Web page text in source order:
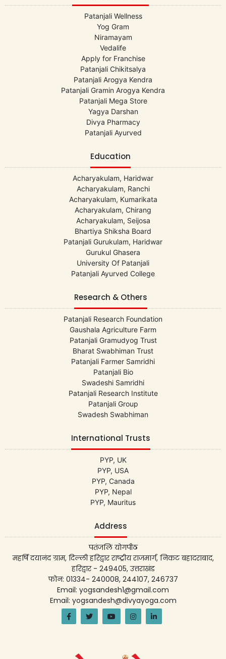
Patanjali Wellness
Yog Gram
Niramayam
Vedalife
Apply for Franchise
Patanjali Chikitsalya
Patanjali Arogya Kendra
Patanjali Gramin Arogya Kendra
Patanjali Mega Store
Yagya Darshan
Divya Pharmacy
Patanjali Ayurved
Education
Acharyakulam, Haridwar
Acharyakulam, Ranchi
Acharyakulam, Kumarikata
Acharyakulam, Chirang
Acharyakulam, Seijosa
Bhartiya Shiksha Board
Patanjali Gurukulam, Haridwar
Gurukul Ghasera
University Of Patanjali
Patanjali Ayurved College
Research & Others
Patanjali Research Foundation
Gaushala Agriculture Farm
Patanjali Gramudyog Trust
Bharat Swabhiman Trust
Patanjali Farmer Samridhi
Patanjali Bio
Swadeshi Samridhi
Patanjali Research Institute
Patanjali Group
Swadesh Swabhiman
International Trusts
PYP, UK
PYP, USA
PYP, Canada
PYP, Nepal
PYP, Mauritus
Address
पतंजलि योगपीठ
महर्षि दयानंद ग्राम, दिल्ली हरिद्वार राष्ट्रीय राजमार्ग, निकट बहादराबाद,
हरिद्वार - 249405, उत्तराखंड
फोन: 01334- 240008, 244107, 246737
Email: yogsandesh1@gmail.com
Email: yogsandesh@divyayoga.com